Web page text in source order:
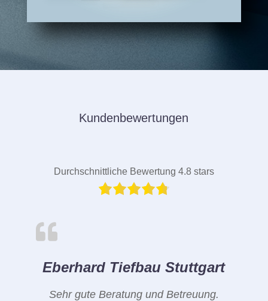
Kundenbewertungen
Durchschnittliche Bewertung 4.8 stars
Eberhard Tiefbau Stuttgart
Sehr gute Beratung und Betreuung.